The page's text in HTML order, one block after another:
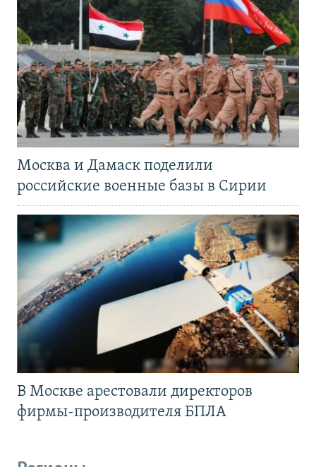
Москва и Дамаск поделили
российские военные базы в Сирии
В Москве арестовали директоров
фирмы-производителя БПЛА